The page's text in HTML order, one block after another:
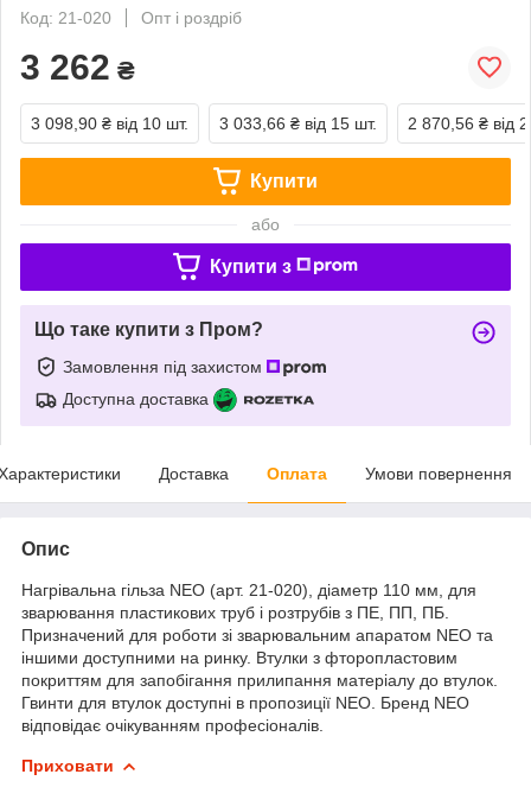
Код: 21-020
Опт і роздріб
3 262 ₴
3 098,90 ₴ від 10 шт. 3 033,66 ₴ від 15 шт. 2 870,56 ₴ від
Купити
або
Купити з
Що таке купити з Пром?
Замовлення під захистом
Доступна доставка
Доставка Оплата Умови повернення
Опис
Нагрівальна гільза NEO (арт. 21-020), діаметр 110 мм, для
зварювання пластикових труб і розтрубів з ПЕ, ПП, ПБ.
Призначений для роботи зі зварювальним апаратом NEO та
іншими доступними на ринку. Втулки з фторопластовим
покриттям для запобігання прилипання матеріалу до втулок.
Гвинти для втулок доступні в пропозиції NEO. Бренд NEO
відповідає очікуванням професіоналів.
Приховати